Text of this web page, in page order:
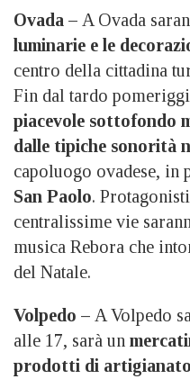
Ovada – A Ovada
luminarie e le
centro della cittadina
Fin dal tardo
piacevole sottofondo
dalle tipiche sonorità
capoluogo ovadese, in
San Paolo.
centralissime vie
musica Rebora che
del Natale.
Volpedo – A Volpedo
alle 17, sarà un
prodotti di artigianato